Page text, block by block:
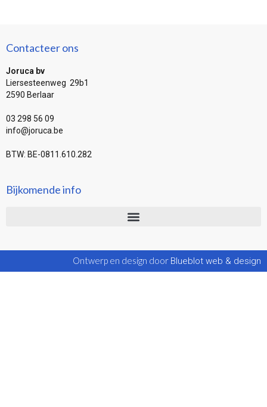
Contacteer ons
Joruca bv
Liersesteenweg 29b1
2590 Berlaar
03 298 56 09
info@joruca.be
BTW: BE-0811.610.282
Bijkomende info
Ontwerp en design door Blueblot web & design